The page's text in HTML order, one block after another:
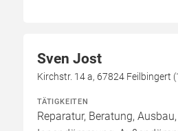
Sven Jost
Kirchstr. 14 a, 67824 Feilbingert
TÄTIGKEITEN
Reparatur, Beratung,